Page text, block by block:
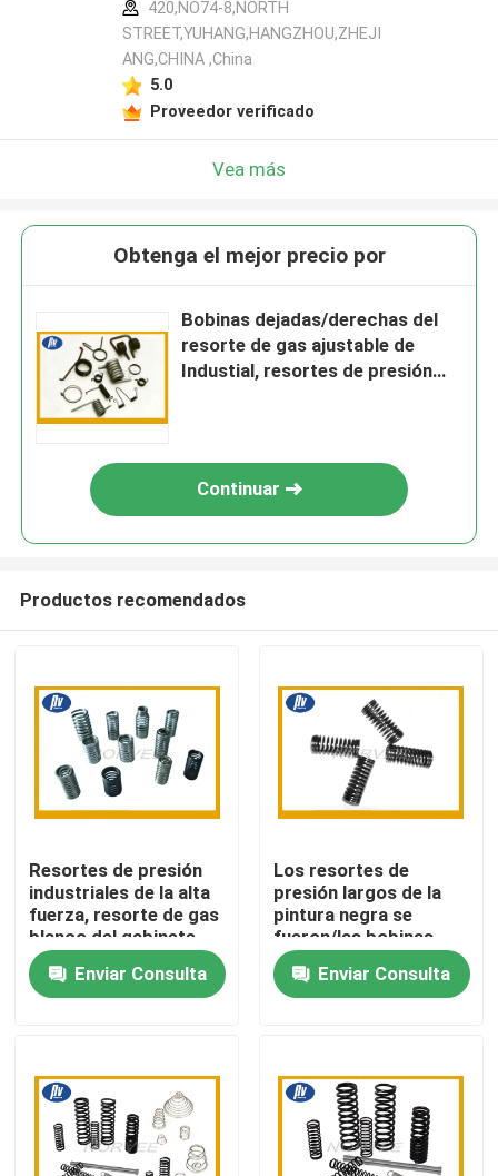
Hogar
Productos
Viaje de la fábrica
Control de calidad
420,NO74-8,NORTH
STREET,YUHANG,HANGZHOU,ZHEJI
ANG,CHINA ,China
5.0
Proveedor verificado
Vea más
Obtenga el mejor precio por
Bobinas dejadas/derechas del
resorte de gas ajustable de
Industial, resortes de presión
Continuar
Productos recomendados
Resortes de presión
industriales de la alta
fuerza, resorte de gas
blanco del gabinete
del cinc para el sofá
camaEnviar Consulta
Los resortes de
presión largos de la
pintura negra se
fueron/las bobinas
derechas con opcional
materialEnviar Consulta